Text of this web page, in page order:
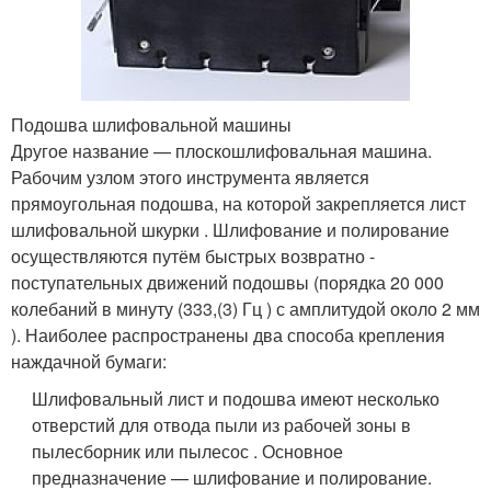
Подошва шлифовальной машины
Другое название — плоскошлифовальная машина.
Рабочим узлом этого инструмента является
прямоугольная подошва, на которой закрепляется лист
шлифовальной шкурки . Шлифование и полирование
осуществляются путём быстрых возвратно -
поступательных движений подошвы (порядка 20 000
колебаний в минуту (333,(3) Гц ) с амплитудой около 2 мм
). Наиболее распространены два способа крепления
наждачной бумаги:
Шлифовальный лист и подошва имеют несколько
отверстий для отвода пыли из рабочей зоны в
пылесборник или пылесос . Основное
предназначение — шлифование и полирование.